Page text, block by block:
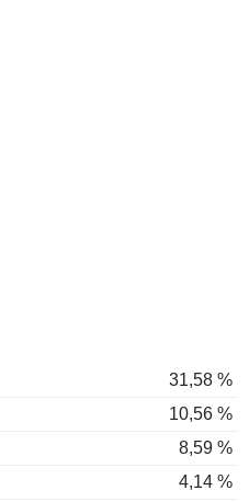
31,58 %
10,56 %
8,59 %
4,14 %